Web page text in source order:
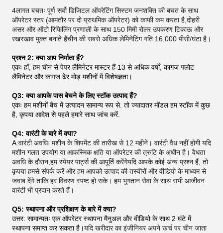
4लागत बचतः पूर्ण सर्वो डिजिटल ऑपरेटिंग सिस्टम जनशक्ति की बचत के साथ
ऑपरेटर स्तर (आमतौर पर दो प्राथमिक ऑपरेटर) को काफी कम करता है,दोहरी
असर और ऑटो रिफिलिंग प्रणाली के साथ 150 मिमी रोलर उपकरण टिकाऊ और
रखरखाव मुक्त बनाते हैंचीन की सबसे अधिक लेमिनेटिंग गति 16,000 पीसी/घंटा है।
प्रश्न 2: क्या आप निर्माता हैं?
एकः हाँ, हम चीन से पेपर लैमिनेटर मास्टर हैं 13 से अधिक वर्षों, कागज फ्लोट
लैमिनेटर और कागज ढेर मोड़ मशीनों में विशेषज्ञता।
Q3: क्या आपके पास बेचने के लिए स्टॉक उत्पाद हैं?
एकः हम मशीनों बैच में उत्पादन सामान्य रूप से. तो ज्यादातर मॉडल हम स्टॉक में कुछ
है, कृपया आदेश से पहले हमारे साथ जांच करें.
Q4: वारंटी के बारे में क्या?
A:वारंटी अवधिः मशीन के शिपमेंट की तारीख से 12 महीने। वारंटी वैध नहीं होगी यदि
मशीन गलत उपयोग या आकस्मिक क्षति या ऑपरेटर की त्रुटि के अधीन है। वैधता
अवधि के दौरान,हम स्पेयर पार्ट्स की आपूर्ति करेंगेयदि आपके कोई अन्य प्रश्न हैं, तो
कृपया हमसे संपर्क करें और हम आपको उत्पाद की तस्वीरों और वीडियो के माध्यम से
जवाब देंगे ताकि हर विवरण स्पष्ट हो सके। हम भुगतान सेवा के साथ सभी आजीवन
वारंटी भी प्रदान करते हैं।
Q5: स्थापना और प्रशिक्षण के बारे में क्या?
उत्तर: सामान्यतः एक ऑपरेटर स्थापना मैनुअल और वीडियो के साथ 2 घंटे में
स्थापना समाप्त कर सकता है।यदि खरीदार का इंजीनियर अपने खर्च पर चीन जाता